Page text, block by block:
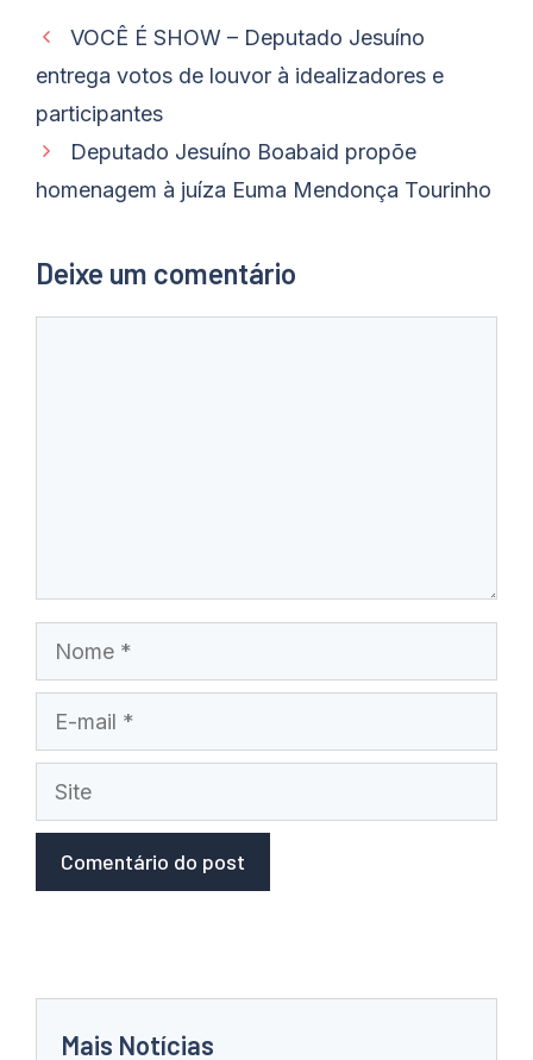
VOCÊ É SHOW – Deputado Jesuíno
entrega votos de louvor à idealizadores e
participantes
Deputado Jesuíno Boabaid propõe
homenagem à juíza Euma Mendonça Tourinho
Deixe um comentário
Nome
mail
Site
Mais Notícias